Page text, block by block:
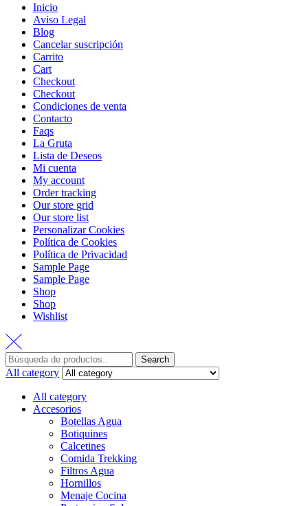
Inicio
Aviso Legal
Blog
Cancelar suscripción
Carrito
Cart
Checkout
Checkout
Condiciones de venta
Contacto
Faqs
La Gruta
Lista de Deseos
Mi cuenta
My account
Order tracking
Our store grid
Our store list
Personalizar Cookies
Política de Cookies
Política de Privacidad
Sample Page
Sample Page
Shop
Shop
Wishlist
Search
All category
All category
Accesorios
Botellas Agua
Botiquines
Calcetines
Comida Trekking
Filtros Agua
Hornillos
Menaje Cocina